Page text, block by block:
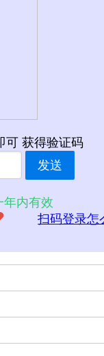
可 获得验证码
发送
年内有效
扫码登录怎